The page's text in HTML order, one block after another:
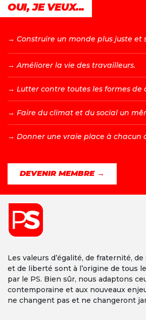
Les valeurs d’égalité, de fraternité,
et de liberté sont à l’origine de tous
par le PS. Bien sûr, nous adaptons
contemporaine et aux nouveaux
ne changent pas et ne changeront
OUI, JE VEUX...
→ Construire un monde plus juste et
→ Améliorer la vie des travailleurs.
→ Lutter contre toutes les formes de
→ Faire du climat et du social un
→ Donner une vraie place à chacun
DEVENIR MEMBRE →